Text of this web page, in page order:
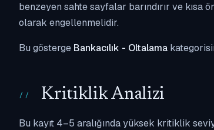
benzeyen sahte sayfalar barındırır ve
olarak engellenmelidir.
Bu gösterge Bankacılık - Oltalama
Kritiklik Analizi
Bu kayıt 4–5 aralığında yüksek kritiklik